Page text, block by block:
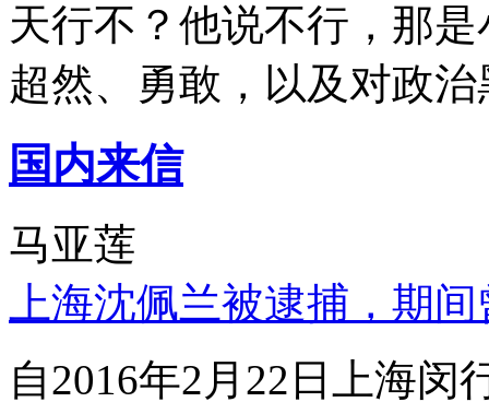
天行不？他说不行，那
超然、勇敢，以及对政
国内来信
马亚莲
上海沈佩兰被逮捕，期
自2016年2月22日上海